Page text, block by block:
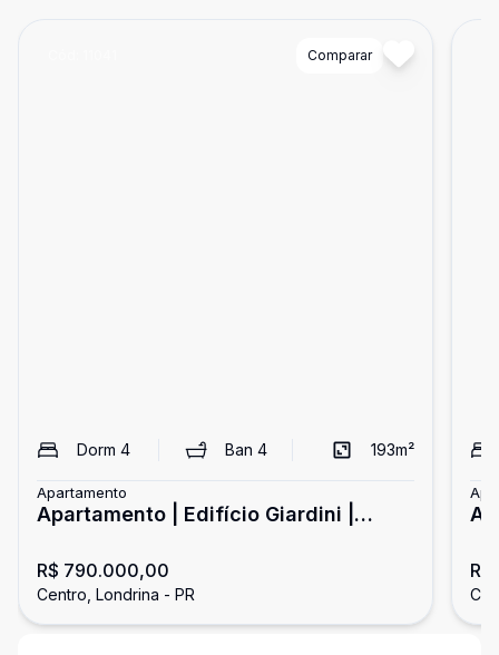
Comparar
Dorm 4 Ban 4 193m²
Apartamento
Apartamento | Edifício Giardini |
R$ 790.000,00
Centro, Londrina - PR